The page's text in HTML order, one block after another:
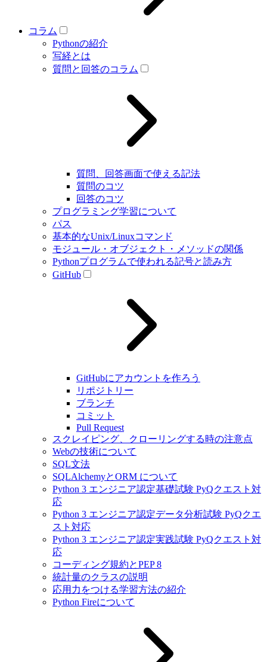
コラム
Pythonの紹介
写経とは
質問と回答のコラム
質問、回答画面で使える記法
質問のコツ
回答のコツ
プログラミング学習について
パス
基本的なUnix/Linuxコマンド
モジュール・オブジェクト・メソッドの関係
Pythonプログラムで使われる記号と読み方
GitHub
GitHubにアカウントを作ろう
リポジトリー
ブランチ
コミット
Pull Request
スクレイピング、クローリングする時の注意点
Webの技術について
SQL文法
SQLAlchemyとORM について
Python 3 エンジニア認定基礎試験 PyQクエスト対
応
Python 3 エンジニア認定データ分析試験 PyQクエ
スト対応
Python 3 エンジニア認定実践試験 PyQクエスト対
応
コーディング規約とPEP 8
統計量のクラスの説明
応用力をつける学習方法の紹介
Python Fireについて